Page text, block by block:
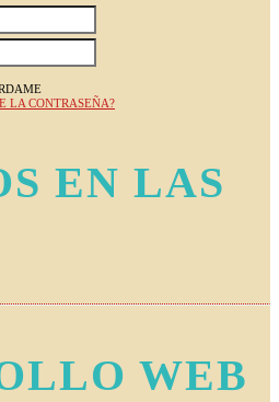
LA CONTRASEÑA?
EN LAS
WEB